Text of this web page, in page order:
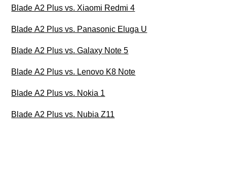
Blade A2 Plus vs. Xiaomi Redmi 4
Blade A2 Plus vs. Panasonic Eluga U
Blade A2 Plus vs. Galaxy Note 5
Blade A2 Plus vs. Lenovo K8 Note
Blade A2 Plus vs. Nokia 1
Blade A2 Plus vs. Nubia Z11